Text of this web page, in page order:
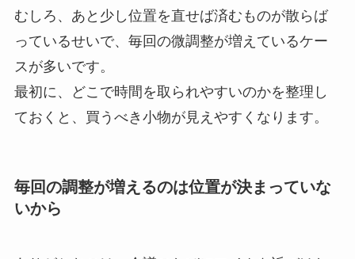
むしろ、あと少し位置を直せば済むものが散らば
っているせいで、毎回の微調整が増えているケー
スが多いです。
最初に、どこで時間を取られやすいのかを整理し
ておくと、買うべき小物が見えやすくなります。
毎回の調整が増えるのは位置が決まっていな
いから